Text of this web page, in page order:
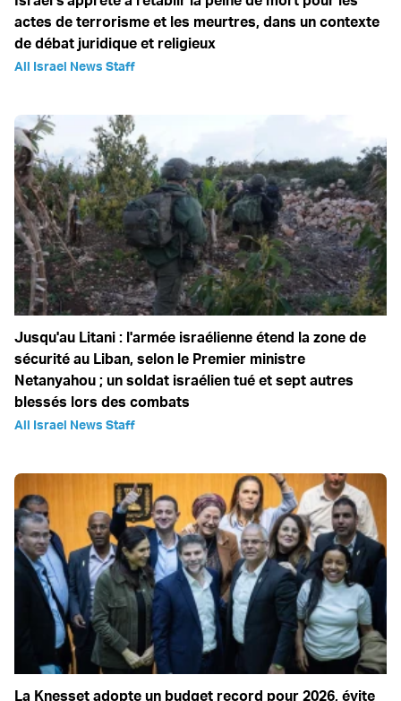
actes de terrorisme et les meurtres, dans un contexte
de débat juridique et religieux
All Israel News Staff
Jusqu'au Litani : l'armée israélienne étend la zone de
sécurité au Liban, selon le Premier ministre
Netanyahou ; un soldat israélien tué et sept autres
blessés lors des combats
All Israel News Staff
La Knesset adopte un budget record pour 2026, évite